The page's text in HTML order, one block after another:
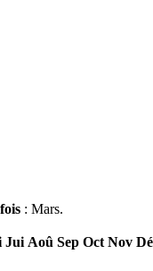
: Mars.
Jui Aoû Sep Oct Nov